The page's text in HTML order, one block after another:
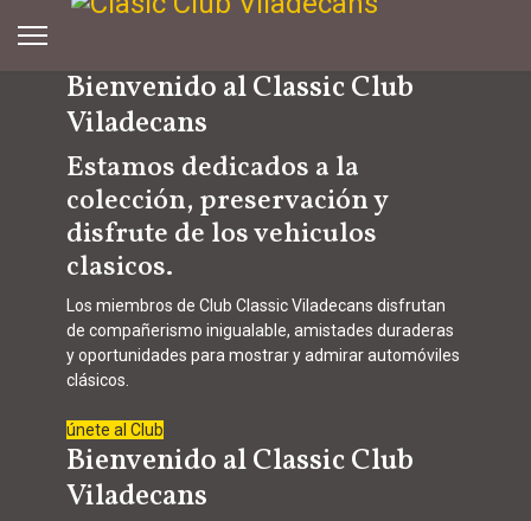
Bienvenido al Classic Club
Viladecans
Estamos dedicados a la
colección, preservación y
disfrute de los vehiculos
clasicos.
Los miembros de Club Classic Viladecans disfrutan
de compañerismo inigualable, amistades duraderas
y oportunidades para mostrar y admirar automóviles
clásicos.
únete al Club
Bienvenido al Classic Club
Viladecans